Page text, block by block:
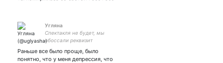
Угляна
Спектакля не будет, мы
обоссали реквизит
Раньше все было проще, было
понятно, что у меня депрессия, что